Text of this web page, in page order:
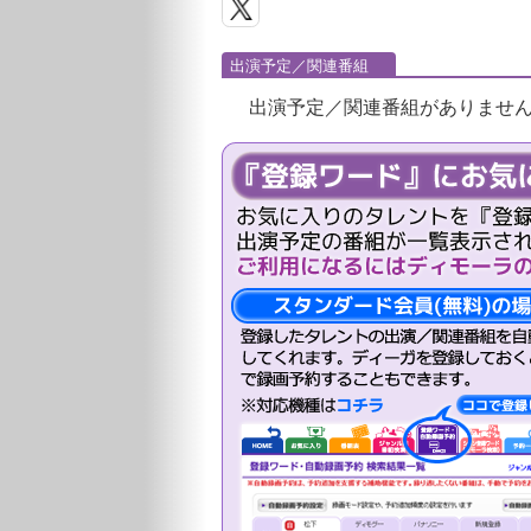
出演予定／関連番組
出演予定／関連番組がありませ